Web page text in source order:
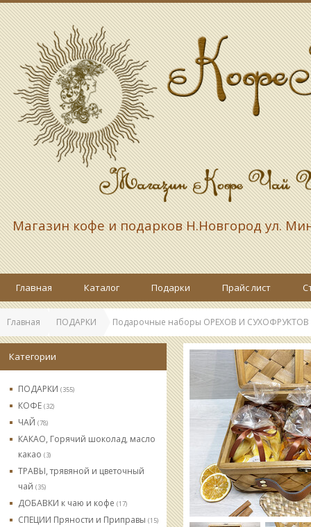
Магазин кофе и подарковН.Новгород ул.
Главная Каталог Подарки Прайс лист
Главная ПОДАРКИ Подарочные наборы ОРЕХОВ И СУХОФРУКТОВ
Категории
ПОДАРКИ (355)
КОФЕ (32)
ЧАЙ (78)
КАКАО, Горячий шоколад, масло
какао (3)
ТРАВЫ, трявяной и цветочный
чай (35)
ДОБАВКИ к чаю и кофе (17)
СПЕЦИИ Пряности и Приправы (15)